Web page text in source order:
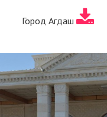
Город Агдаш